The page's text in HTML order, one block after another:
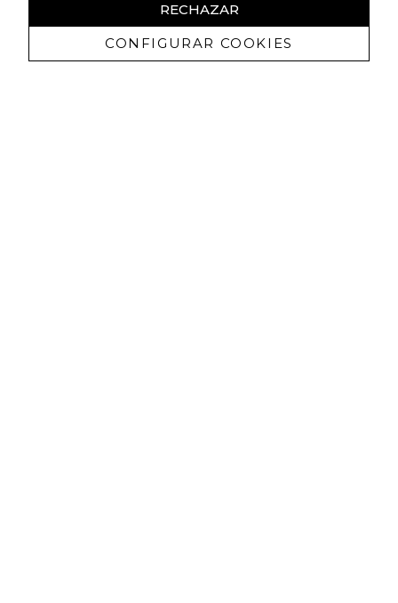
RECHAZAR
CONFIGURAR COOKIES